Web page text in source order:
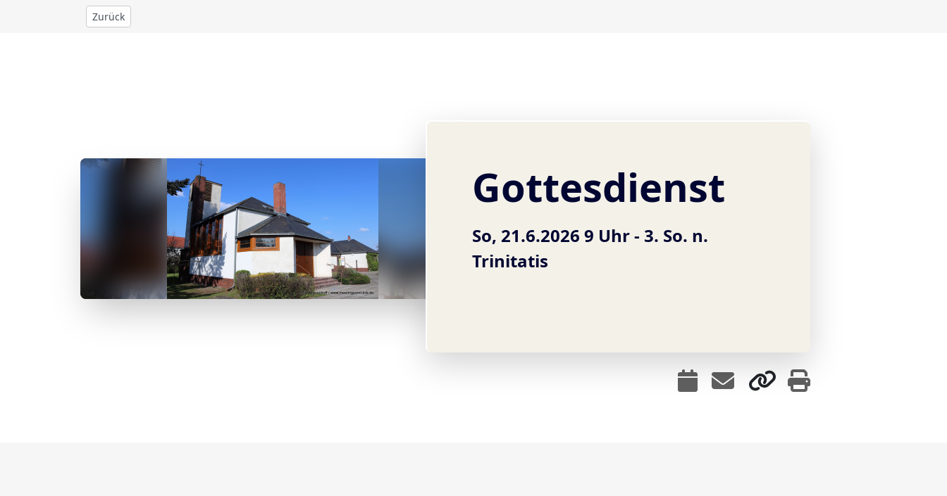
Zurück
Gottesdienst
So, 21.6.2026 9 Uhr - 3. So. n.
Trinitatis